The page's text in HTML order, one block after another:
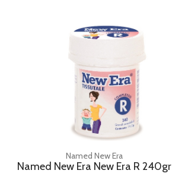
Named New Era
Named New Era New Era R 240gr